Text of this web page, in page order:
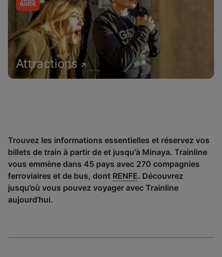
Attractions
Trouvez les informations essentielles et réservez vos
billets de train à partir de et jusqu'à Minaya. Trainline
vous emmène dans 45 pays avec 270 compagnies
ferroviaires et de bus, dont RENFE. Découvrez
jusqu’où vous pouvez voyager avec Trainline
aujourd’hui.